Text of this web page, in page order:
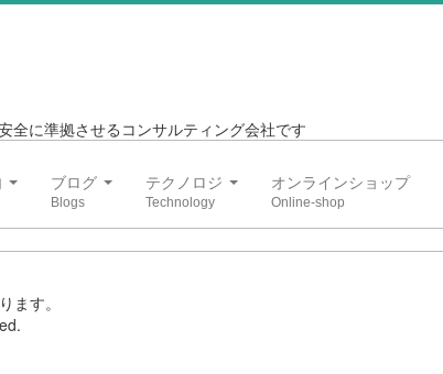
全に準拠させるコンサルティング会社です
ブログ テクノロジ オンラインショップ
ます。